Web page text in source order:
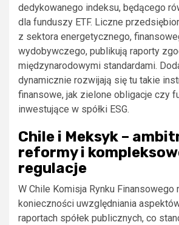
dedykowanego indeksu, będącego
dla funduszy ETF. Liczne
z sektora energetycznego,
wydobywczego, publikują raporty
międzynarodowymi standardami.
dynamicznie rozwijają się tu takie
finansowe, jak zielone obligacje czy
inwestujące w spółki ESG.
Chile i Meksyk –
reformy i
regulacje
W Chile Komisja Rynku Finansowego
konieczności uwzględniania
raportach spółek publicznych, co